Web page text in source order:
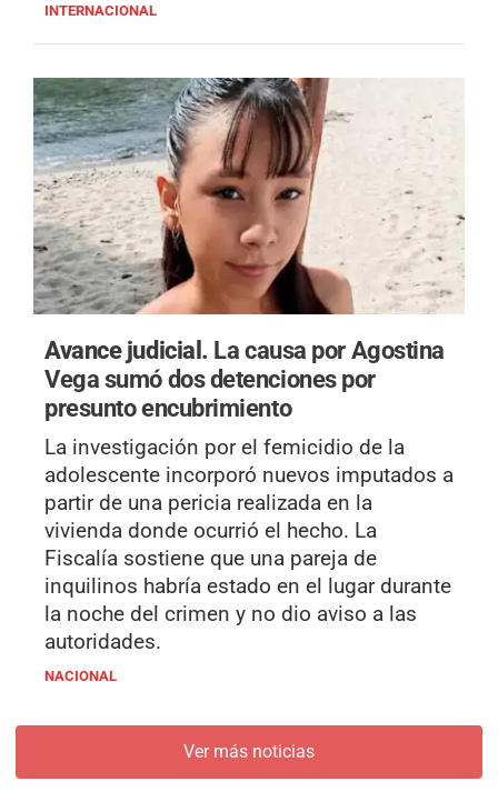
INTERNACIONAL
Avance judicial. La causa por Agostina
Vega sumó dos detenciones por
presunto encubrimiento
La investigación por el femicidio de la
adolescente incorporó nuevos imputados a
partir de una pericia realizada en la
vivienda donde ocurrió el hecho. La
Fiscalía sostiene que una pareja de
inquilinos habría estado en el lugar durante
la noche del crimen y no dio aviso a las
autoridades.
NACIONAL
Ver más noticias